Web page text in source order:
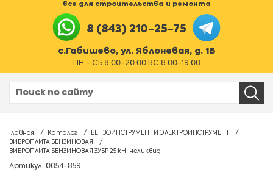
все для строительства и ремонта
8 (843) 210-25-75
с.Габишево, ул. Яблоневая, д. 1Б
ПН - СБ 8:00-20:00 ВС 8:00-19:00
Главная Каталог
БЕНЗОИНСТРУМЕНТ И ЭЛЕКТРОИНСТРУМЕНТ
ВИБРОПЛИТА БЕНЗИНОВАЯ
ВИБРОПЛИТА БЕНЗИНОВАЯ ЗУБР 25 кН-неликвид
Артикул: 0054-859